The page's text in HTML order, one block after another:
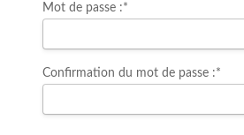
Mot de passe :*
Confirmation du mot de passe :*